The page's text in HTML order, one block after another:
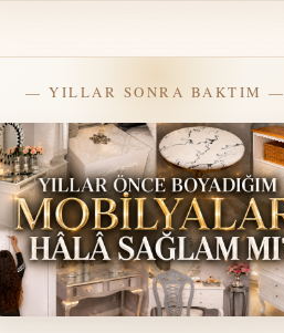
— YILLAR SONRA BAKTIM —